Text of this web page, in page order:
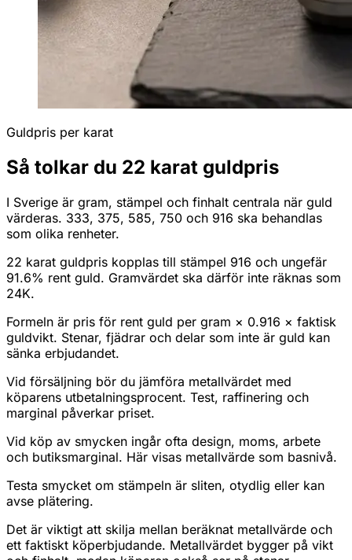
Guldpris per karat
Så tolkar du 22 karat guldpris
I Sverige är gram, stämpel och finhalt centrala när guld
värderas. 333, 375, 585, 750 och 916 ska behandlas
som olika renheter.
22 karat guldpris kopplas till stämpel 916 och ungefär
91.6% rent guld. Gramvärdet ska därför inte räknas som
24K.
Formeln är pris för rent guld per gram × 0.916 × faktisk
guldvikt. Stenar, fjädrar och delar som inte är guld kan
sänka erbjudandet.
Vid försäljning bör du jämföra metallvärdet med
köparens utbetalningsprocent. Test, raffinering och
marginal påverkar priset.
Vid köp av smycken ingår ofta design, moms, arbete
och butiksmarginal. Här visas metallvärde som basnivå.
Testa smycket om stämpeln är sliten, otydlig eller kan
avse plätering.
Det är viktigt att skilja mellan beräknat metallvärde och
ett faktiskt köperbjudande. Metallvärdet bygger på vikt